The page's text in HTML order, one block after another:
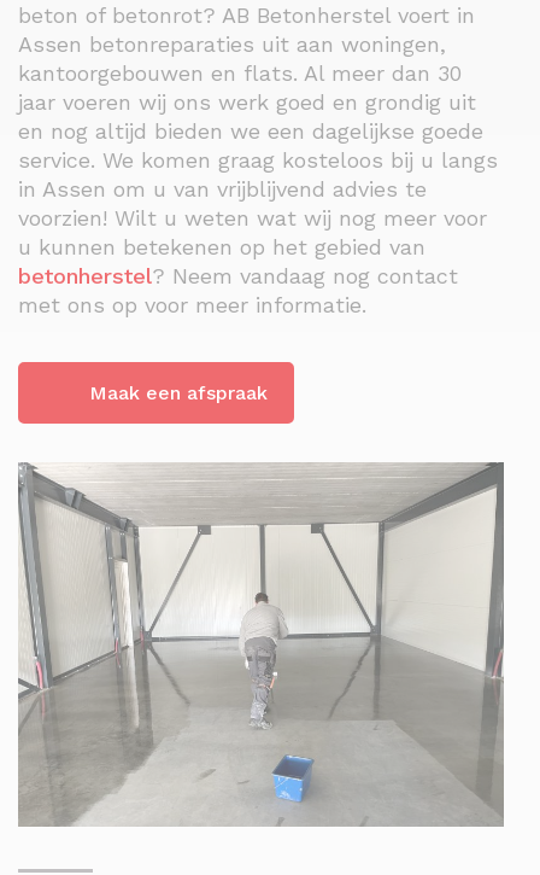
beton of betonrot? AB Betonherstel voert in
Assen betonreparaties uit aan woningen,
kantoorgebouwen en flats. Al meer dan 30
jaar voeren wij ons werk goed en grondig uit
en nog altijd bieden we een dagelijkse goede
service. We komen graag kosteloos bij u langs
in Assen om u van vrijblijvend advies te
voorzien! Wilt u weten wat wij nog meer voor
u kunnen betekenen op het gebied van
betonherstel? Neem vandaag nog contact
met ons op voor meer informatie.
Maak een afspraak